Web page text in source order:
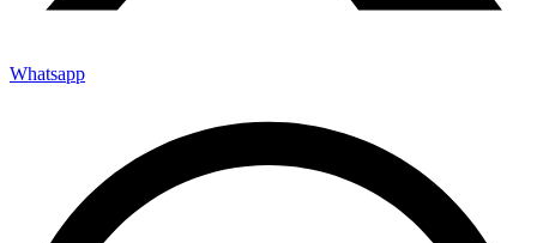
Whatsapp